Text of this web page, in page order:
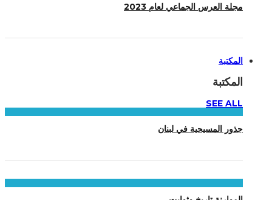
مجلة العرس الجماعي لعام 2023
المكتبة
المكتبة
SEE ALL
جذور المسيحية في لبنان